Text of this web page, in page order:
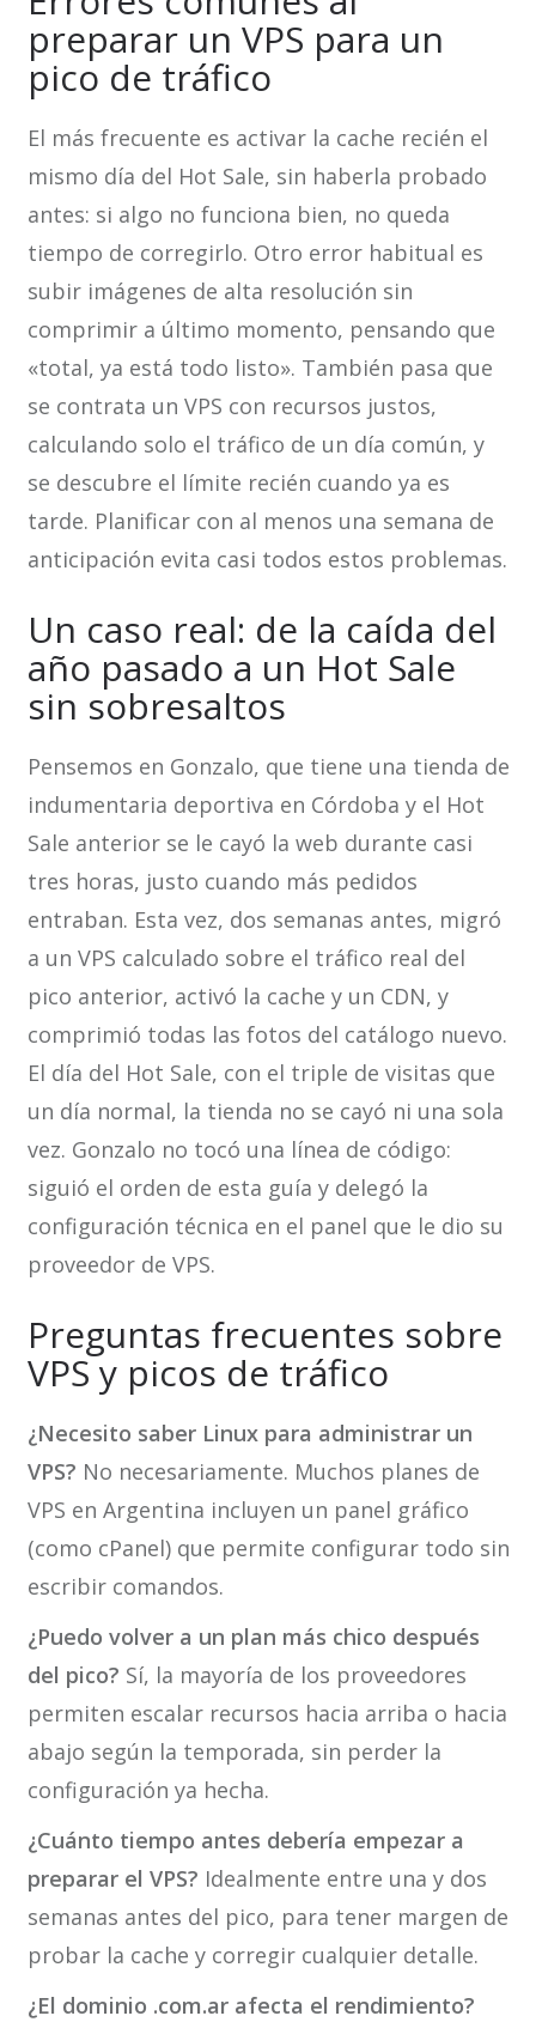
preparar un VPS para un
pico de tráfico
El más frecuente es activar la cache recién el
mismo día del Hot Sale, sin haberla probado
antes: si algo no funciona bien, no queda
tiempo de corregirlo. Otro error habitual es
subir imágenes de alta resolución sin
comprimir a último momento, pensando que
«total, ya está todo listo». También pasa que
se contrata un VPS con recursos justos,
calculando solo el tráfico de un día común, y
se descubre el límite recién cuando ya es
tarde. Planificar con al menos una semana de
anticipación evita casi todos estos problemas.
Un caso real: de la caída del
año pasado a un Hot Sale
sin sobresaltos
Pensemos en Gonzalo, que tiene una tienda de
indumentaria deportiva en Córdoba y el Hot
Sale anterior se le cayó la web durante casi
tres horas, justo cuando más pedidos
entraban. Esta vez, dos semanas antes, migró
a un VPS calculado sobre el tráfico real del
pico anterior, activó la cache y un CDN, y
comprimió todas las fotos del catálogo nuevo.
El día del Hot Sale, con el triple de visitas que
un día normal, la tienda no se cayó ni una sola
vez. Gonzalo no tocó una línea de código:
siguió el orden de esta guía y delegó la
configuración técnica en el panel que le dio su
proveedor de VPS.
Preguntas frecuentes sobre
VPS y picos de tráfico
¿Necesito saber Linux para administrar un
VPS? No necesariamente. Muchos planes de
VPS en Argentina incluyen un panel gráfico
(como cPanel) que permite configurar todo sin
escribir comandos.
¿Puedo volver a un plan más chico después
del pico? Sí, la mayoría de los proveedores
permiten escalar recursos hacia arriba o hacia
abajo según la temporada, sin perder la
configuración ya hecha.
¿Cuánto tiempo antes debería empezar a
preparar el VPS? Idealmente entre una y dos
semanas antes del pico, para tener margen de
probar la cache y corregir cualquier detalle.
¿El dominio .com.ar afecta el rendimiento?